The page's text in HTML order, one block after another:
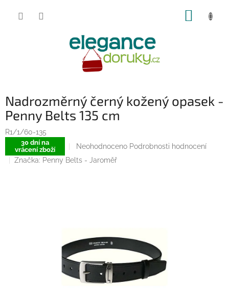
Nadrozměrný černý kožený opasek -
Penny Belts 135 cm
R1/1/60-135
30 dní na
vrácení zboží
Průměrné
hodnocení
produktu
Neohodnoceno Podrobnosti hodnocení
Značka: Penny Belts - Jaroměř